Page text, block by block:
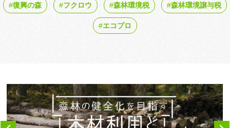
復興の森 フクロウ 森林環境税 森林環境譲与税
エコプロ